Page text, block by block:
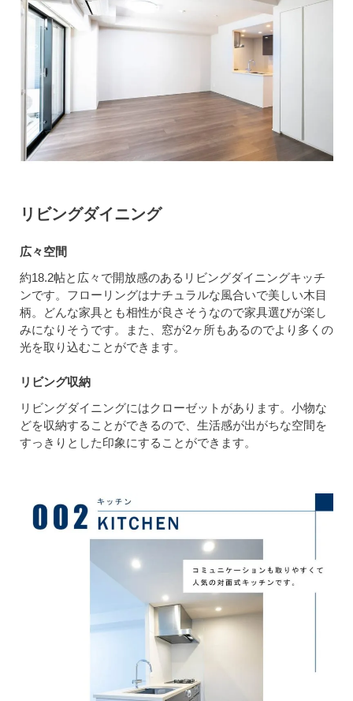
リビングダイニング
広々空間
約18.2帖と広々で開放感のあるリビングダイニングキッチ
ンです。フローリングはナチュラルな風合いで美しい木目
柄。どんな家具とも相性が良さそうなので家具選びが楽し
みになりそうです。また、窓が2ヶ所もあるのでより多くの
光を取り込むことができます。
リビング収納
リビングダイニングにはクローゼットがあります。小物な
どを収納することができるので、生活感が出がちな空間を
すっきりとした印象にすることができます。